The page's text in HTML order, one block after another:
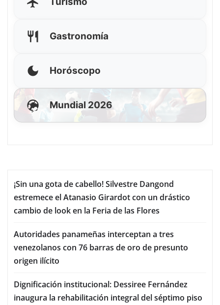
Gastronomía
Horóscopo
Mundial 2026
¡Sin una gota de cabello! Silvestre Dangond
estremece el Atanasio Girardot con un drástico
cambio de look en la Feria de las Flores
Autoridades panameñas interceptan a tres
venezolanos con 76 barras de oro de presunto
origen ilícito
Dignificación institucional: Dessiree Fernández
inaugura la rehabilitación integral del séptimo piso